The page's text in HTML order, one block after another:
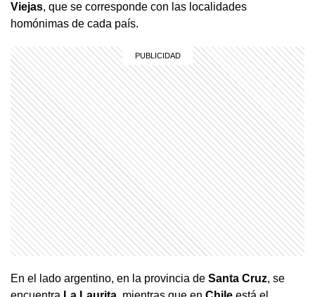
Viejas, que se corresponde con las localidades
homónimas de cada país.
En el lado argentino, en la provincia de Santa Cruz, se